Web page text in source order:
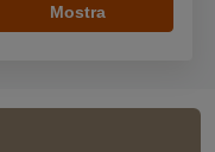
Mostra